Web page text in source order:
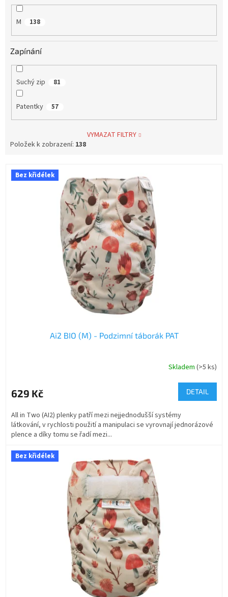
M 138
Zapínání
Suchý zip 81
Patentky 57
VYMAZAT FILTRY
Položek k zobrazení: 138
Bez křidélek
Ai2 BIO (M) - Podzimní táborák PAT
Skladem (>5 ks)
629 Kč DETAIL
All in Two (AI2) plenky patří mezi nejjednodušší systémy
látkování, v rychlosti použití a manipulaci se vyrovnají jednorázové
plence a díky tomu se řadí mezi...
Bez křidélek